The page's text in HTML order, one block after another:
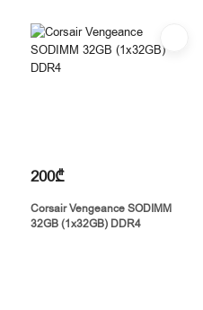
200₾
Corsair Vengeance SODIMM
32GB (1x32GB) DDR4